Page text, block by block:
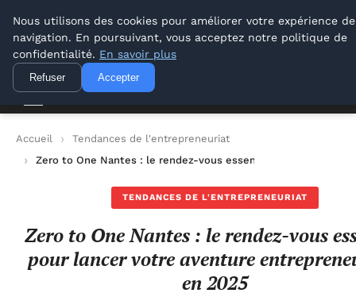
Lyon Photos
Lyon Photos
Accueil
Tendances de l'entrepreneuriat
Zero to One Nantes : le rendez-vous essentiel pour lancer
TENDANCES DE L'ENTREPRENEURIAT
Zero to One Nantes : le rendez-vous
pour lancer votre aventure
en 2025
Nous utilisons des cookies pour améliorer votre expérience de
navigation. En poursuivant, vous acceptez notre politique de
confidentialité. En savoir plus
Refuser Accepter